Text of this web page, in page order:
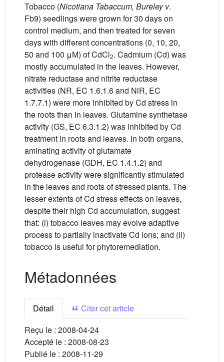
Tobacco (Nicotiana Tabaccum, Bureley v.
Fb9) seedlings were grown for 30 days on
control medium, and then treated for seven
days with different concentrations (0, 10, 20,
50 and 100 μM) of CdCl2. Cadmium (Cd) was
mostly accumulated in the leaves. However,
nitrate reductase and nitrite reductase
activities (NR, EC 1.6.1.6 and NiR, EC
1.7.7.1) were more inhibited by Cd stress in
the roots than in leaves. Glutamine synthetase
activity (GS, EC 6.3.1.2) was inhibited by Cd
treatment in roots and leaves. In both organs,
aminating activity of glutamate
dehydrogenase (GDH, EC 1.4.1.2) and
protease activity were significantly stimulated
in the leaves and roots of stressed plants. The
lesser extents of Cd stress effects on leaves,
despite their high Cd accumulation, suggest
that: (i) tobacco leaves may evolve adaptive
process to partially inactivate Cd ions; and (ii)
tobacco is useful for phytoremediation.
Métadonnées
Détail
Citer cet article
Reçu le : 2008-04-24
Accepté le : 2008-08-23
Publié le : 2008-11-29